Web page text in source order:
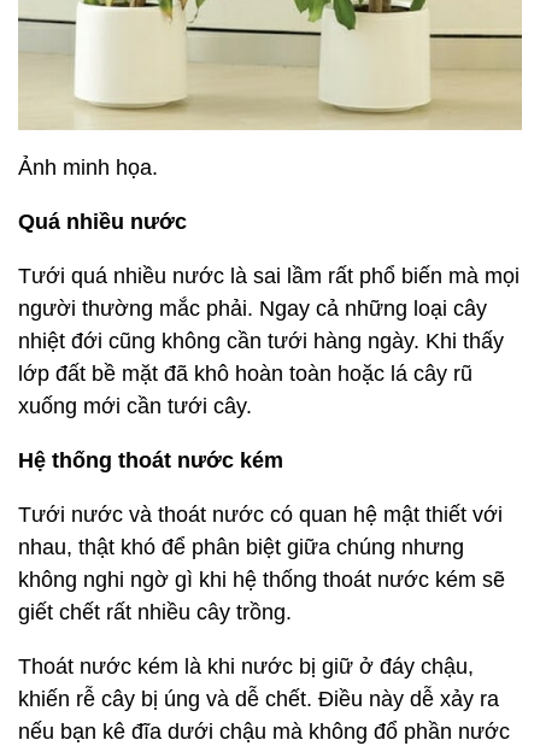
Ảnh minh họa.
Quá nhiều nước
Tưới quá nhiều nước là sai lầm rất phổ biến mà mọi
người thường mắc phải. Ngay cả những loại cây
nhiệt đới cũng không cần tưới hàng ngày. Khi thấy
lớp đất bề mặt đã khô hoàn toàn hoặc lá cây rũ
xuống mới cần tưới cây.
Hệ thống thoát nước kém
Tưới nước và thoát nước có quan hệ mật thiết với
nhau, thật khó để phân biệt giữa chúng nhưng
không nghi ngờ gì khi hệ thống thoát nước kém sẽ
giết chết rất nhiều cây trồng.
Thoát nước kém là khi nước bị giữ ở đáy chậu,
khiến rễ cây bị úng và dễ chết. Điều này dễ xảy ra
nếu bạn kê đĩa dưới chậu mà không đổ phần nước